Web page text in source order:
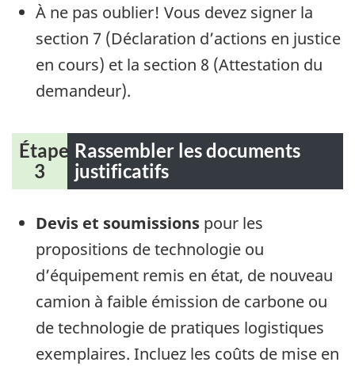
À ne pas oublier! Vous devez signer la
section 7 (Déclaration d’actions en justice
en cours) et la section 8 (Attestation du
demandeur).
Étape
3
Rassembler les documents
justificatifs
Devis et soumissions pour les
propositions de technologie ou
d’équipement remis en état, de nouveau
camion à faible émission de carbone ou
de technologie de pratiques logistiques
exemplaires. Incluez les coûts de mise en